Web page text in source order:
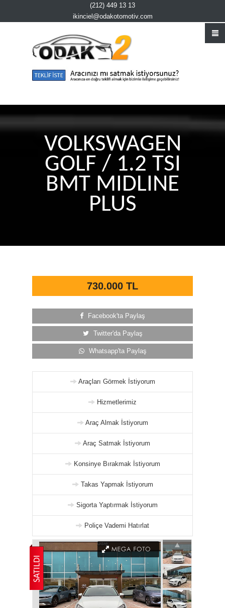
(212) 449 13 13
ikinciel@odakotomotiv.com
VOLKSWAGEN
GOLF / 1.2 TSI
BMT MIDLINE
PLUS
730.000 TL
Facebook'ta Paylaş
Twitter'da Paylaş
Whatsapp'ta Paylaş
Araçları Görmek İstiyorum
Hizmetlerimiz
Araç Almak İstiyorum
Araç Satmak İstiyorum
Konsinye Bırakmak İstiyorum
Takas Yapmak İstiyorum
Sigorta Yaptırmak İstiyorum
Poliçe Vademi Hatırlat